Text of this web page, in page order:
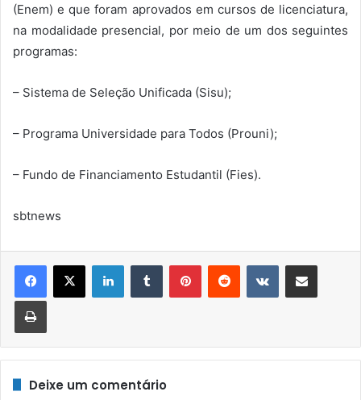
(Enem) e que foram aprovados em cursos de licenciatura,
na modalidade presencial, por meio de um dos seguintes
programas:
– Sistema de Seleção Unificada (Sisu);
– Programa Universidade para Todos (Prouni);
– Fundo de Financiamento Estudantil (Fies).
sbtnews
LinkedinTumblr PinterestReddit VK Compartilhar via e-mail
Imprimir
Deixe um comentário